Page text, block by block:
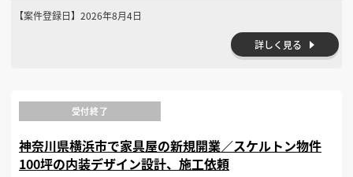
【案件登録日】 2026年8月4日
詳しく見る
受付終了
神奈川県横浜市で家具屋の新規開業／スケルトン物件
100坪の内装デザイン設計、施工依頼